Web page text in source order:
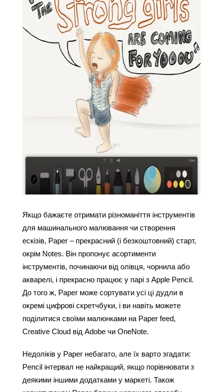
Якщо бажаєте отримати різноманіття інструментів
для машинального малювання чи створення
ескізів, Paper – прекрасний (і безкоштовний) старт,
окрім Notes. Він пропонує асортименти
інструментів, починаючи від олівця, чорнила або
акварелі, і прекрасно працює у парі з Apple Pencil.
До того ж, Paper може сортувати усі ці дудли в
окремі цифрові скретчбуки, і ви навіть можете
поділитися своїми малюнками на Paper feed,
Creative Cloud від Adobe чи OneNote.
Недоліків у Paper небагато, але їх варто згадати:
Pencil інтервал не найкращий, якщо порівнювати з
деякими іншими додатками у маркеті. Також